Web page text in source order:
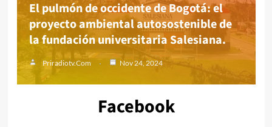
El pulmón de occidente de Bogotá: el
proyecto ambiental autosostenible de
la fundación universitaria Salesiana.
Priradiotv.com Nov 24, 2024
Facebook